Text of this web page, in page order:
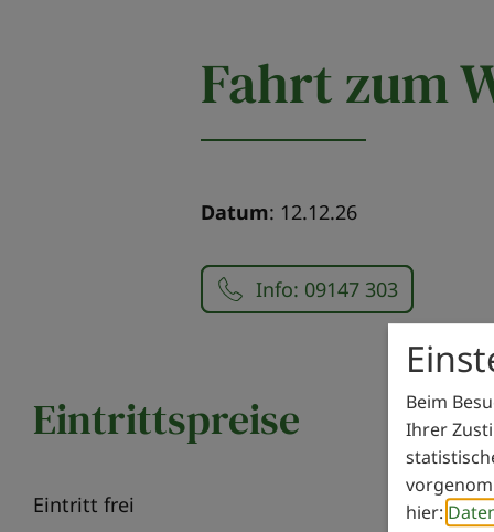
Fahrt zum
Datum: 12.12.26
Info: 09147 303
Eintrittspreise
Eintritt frei
Beim
Ihrer
hier: